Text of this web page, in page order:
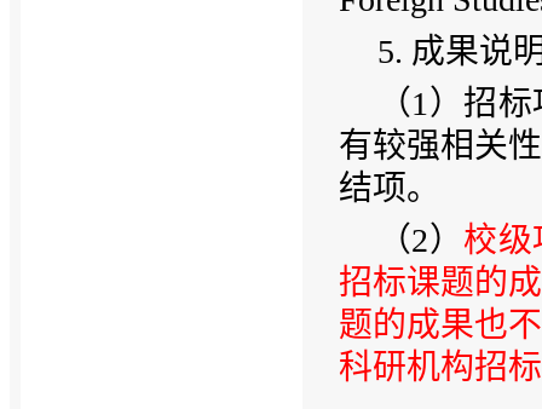
5. 成果说
（1）招
有较强相关
结项。
（2） 校级
招标课题的
题的成果也
科研机构招